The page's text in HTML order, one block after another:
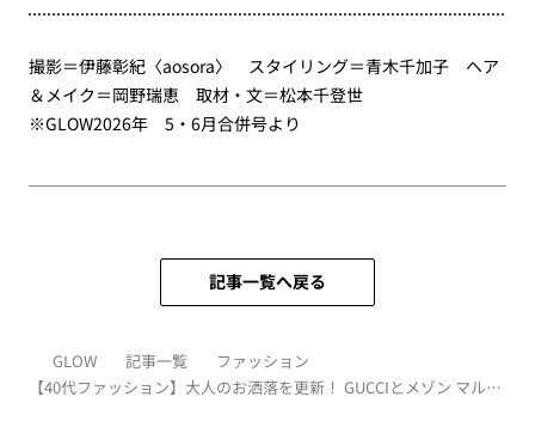
撮影＝伊藤彰紀〈aosora〉 スタイリング＝青木千加子 ヘア
＆メイク＝岡野瑞恵 取材・文＝松本千登世
※GLOW2026年 5・6月合併号より
記事一覧へ戻る
GLOW 記事一覧
ファッション
【40代ファッション】大人のお洒落を更新！ GUCCIとメゾン マルジ